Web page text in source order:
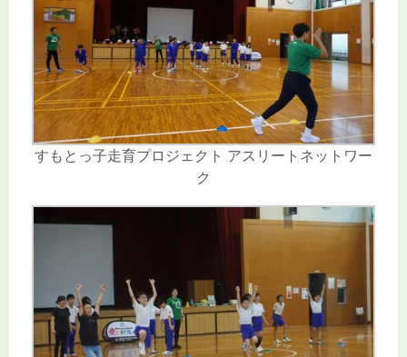
すもとっ子走育プロジェクト アスリートネットワー
ク